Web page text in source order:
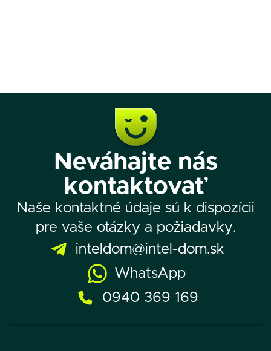
Neváhajte nás
kontaktovať
Naše kontaktné údaje sú k dispozícii
pre vaše otázky a požiadavky.
inteldom@intel-dom.sk
WhatsApp
0940 369 169